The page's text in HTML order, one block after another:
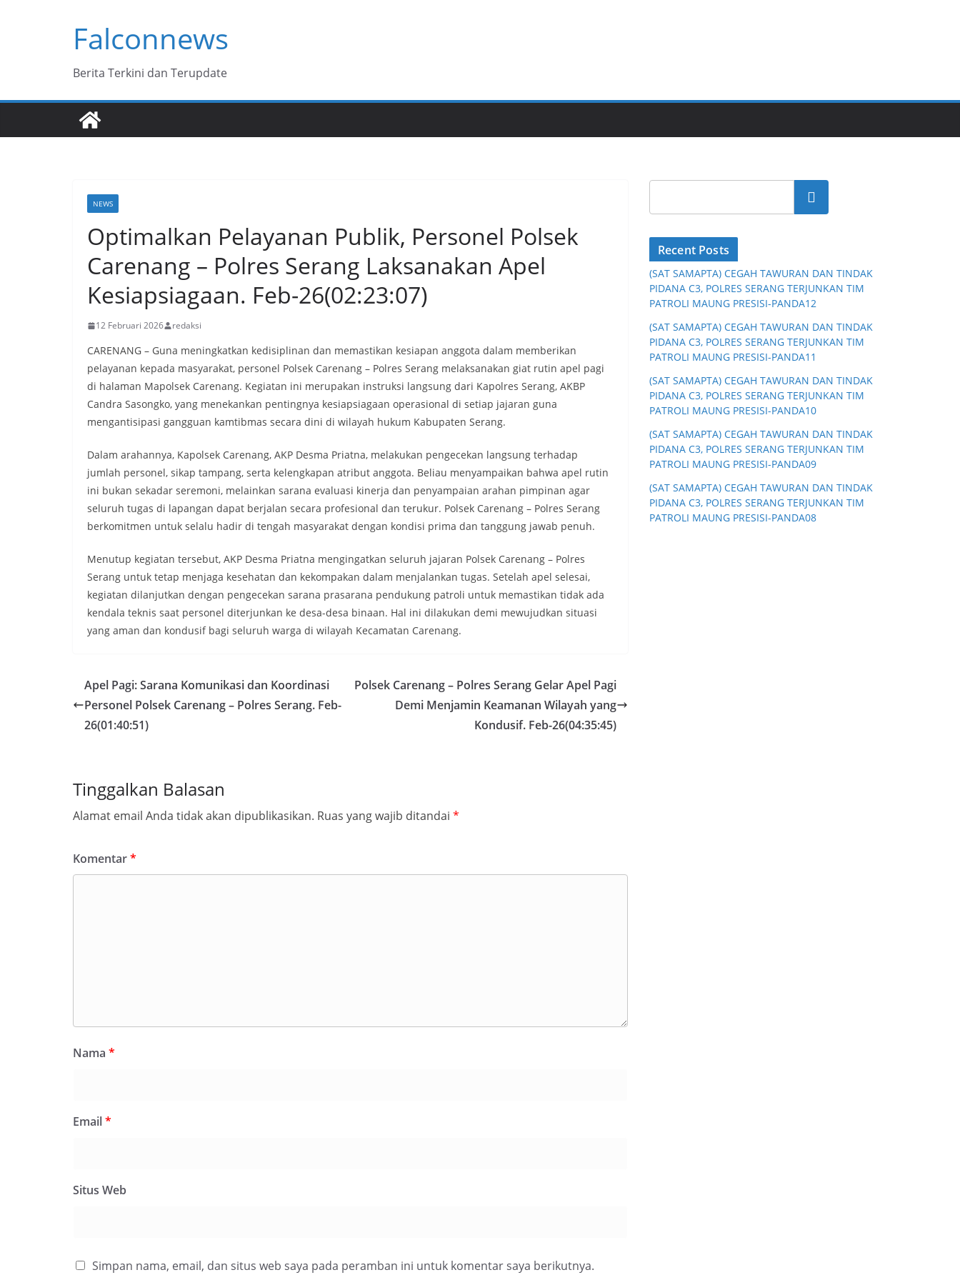
Falconnews
Berita Terkini dan Terupdate
NEWS
Optimalkan Pelayanan Publik, Personel Polsek
Carenang – Polres Serang Laksanakan Apel
Kesiapsiagaan. Feb-26(02:23:07)
12 Februari 2026 redaksi
CARENANG – Guna meningkatkan kedisiplinan dan memastikan kesiapan anggota dalam memberikan
pelayanan kepada masyarakat, personel Polsek Carenang – Polres Serang melaksanakan giat rutin apel pagi
di halaman Mapolsek Carenang. Kegiatan ini merupakan instruksi langsung dari Kapolres Serang, AKBP
Candra Sasongko, yang menekankan pentingnya kesiapsiagaan operasional di setiap jajaran guna
mengantisipasi gangguan kamtibmas secara dini di wilayah hukum Kabupaten Serang.
Dalam arahannya, Kapolsek Carenang, AKP Desma Priatna, melakukan pengecekan langsung terhadap
jumlah personel, sikap tampang, serta kelengkapan atribut anggota. Beliau menyampaikan bahwa apel rutin
ini bukan sekadar seremoni, melainkan sarana evaluasi kinerja dan penyampaian arahan pimpinan agar
seluruh tugas di lapangan dapat berjalan secara profesional dan terukur. Polsek Carenang – Polres Serang
berkomitmen untuk selalu hadir di tengah masyarakat dengan kondisi prima dan tanggung jawab penuh.
Menutup kegiatan tersebut, AKP Desma Priatna mengingatkan seluruh jajaran Polsek Carenang – Polres
Serang untuk tetap menjaga kesehatan dan kekompakan dalam menjalankan tugas. Setelah apel selesai,
kegiatan dilanjutkan dengan pengecekan sarana prasarana pendukung patroli untuk memastikan tidak ada
kendala teknis saat personel diterjunkan ke desa-desa binaan. Hal ini dilakukan demi mewujudkan situasi
yang aman dan kondusif bagi seluruh warga di wilayah Kecamatan Carenang.
Apel Pagi: Sarana Komunikasi dan Koordinasi
Personel Polsek Carenang – Polres Serang. Feb-
26(01:40:51)
Polsek Carenang – Polres Serang Gelar Apel Pagi
Demi Menjamin Keamanan Wilayah yang
Kondusif. Feb-26(04:35:45)
Tinggalkan Balasan
Alamat email Anda tidak akan dipublikasikan. Ruas yang wajib ditandai *
Komentar*
Nama *
Email*
Situs Web
Simpan nama, email, dan situs web saya pada peramban ini untuk komentar saya berikutnya.
Cari
Recent Posts
(SAT SAMAPTA) CEGAH TAWURAN DAN TINDAK
PIDANA C3, POLRES SERANG TERJUNKAN TIM
PATROLI MAUNG PRESISI-PANDA12
(SAT SAMAPTA) CEGAH TAWURAN DAN TINDAK
PIDANA C3, POLRES SERANG TERJUNKAN TIM
PATROLI MAUNG PRESISI-PANDA11
(SAT SAMAPTA) CEGAH TAWURAN DAN TINDAK
PIDANA C3, POLRES SERANG TERJUNKAN TIM
PATROLI MAUNG PRESISI-PANDA10
(SAT SAMAPTA) CEGAH TAWURAN DAN TINDAK
PIDANA C3, POLRES SERANG TERJUNKAN TIM
PATROLI MAUNG PRESISI-PANDA09
(SAT SAMAPTA) CEGAH TAWURAN DAN TINDAK
PIDANA C3, POLRES SERANG TERJUNKAN TIM
PATROLI MAUNG PRESISI-PANDA08